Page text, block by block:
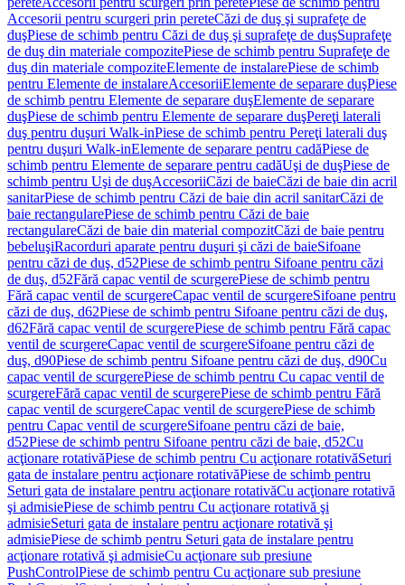
Accesorii pentru scurgeri prin pereteCăzi de duş şi suprafeţe de
duşPiese de schimb pentru Căzi de duş şi suprafeţe de duşSuprafeţe
de duş din materiale compozitePiese de schimb pentru Suprafeţe de
duş din materiale compoziteElemente de instalarePiese de schimb
pentru Elemente de instalareAccesoriiElemente de separare duşPiese
de schimb pentru Elemente de separare duşElemente de separare
duşPiese de schimb pentru Elemente de separare duşPereţi laterali
duş pentru duşuri Walk-inPiese de schimb pentru Pereţi laterali duş
pentru duşuri Walk-inElemente de separare pentru cadăPiese de
schimb pentru Elemente de separare pentru cadăUşi de duşPiese de
schimb pentru Uşi de duşAccesoriiCăzi de baieCăzi de baie din acril
sanitarPiese de schimb pentru Căzi de baie din acril sanitarCăzi de
baie rectangularePiese de schimb pentru Căzi de baie
rectangulareCăzi de baie din material compozitCăzi de baie pentru
bebeluşiRacorduri aparate pentru duşuri şi căzi de baieSifoane
pentru căzi de duş, d52Piese de schimb pentru Sifoane pentru căzi
de duş, d52Fără capac ventil de scurgerePiese de schimb pentru
Fără capac ventil de scurgereCapac ventil de scurgereSifoane pentru
căzi de duş, d62Piese de schimb pentru Sifoane pentru căzi de duş,
d62Fără capac ventil de scurgerePiese de schimb pentru Fără capac
ventil de scurgereCapac ventil de scurgereSifoane pentru căzi de
duş, d90Piese de schimb pentru Sifoane pentru căzi de duş, d90Cu
capac ventil de scurgerePiese de schimb pentru Cu capac ventil de
scurgereFără capac ventil de scurgerePiese de schimb pentru Fără
capac ventil de scurgereCapac ventil de scurgerePiese de schimb
pentru Capac ventil de scurgereSifoane pentru căzi de baie,
d52Piese de schimb pentru Sifoane pentru căzi de baie, d52Cu
acţionare rotativăPiese de schimb pentru Cu acţionare rotativăSeturi
gata de instalare pentru acţionare rotativăPiese de schimb pentru
Seturi gata de instalare pentru acţionare rotativăCu acţionare rotativă
şi admisiePiese de schimb pentru Cu acţionare rotativă şi
admisieSeturi gata de instalare pentru acţionare rotativă şi
admisiePiese de schimb pentru Seturi gata de instalare pentru
acţionare rotativă şi admisieCu acţionare sub presiune
PushControlPiese de schimb pentru Cu acţionare sub presiune